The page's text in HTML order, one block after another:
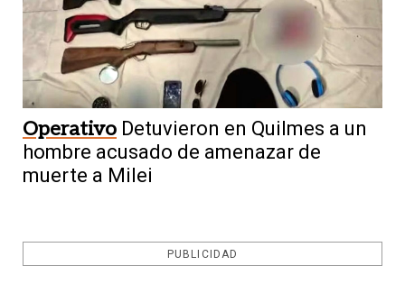
Operativo Detuvieron en Quilmes a un
hombre acusado de amenazar de
muerte a Milei
PUBLICIDAD